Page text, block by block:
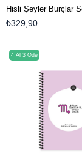
₺329,90
4 Al 3 Öde